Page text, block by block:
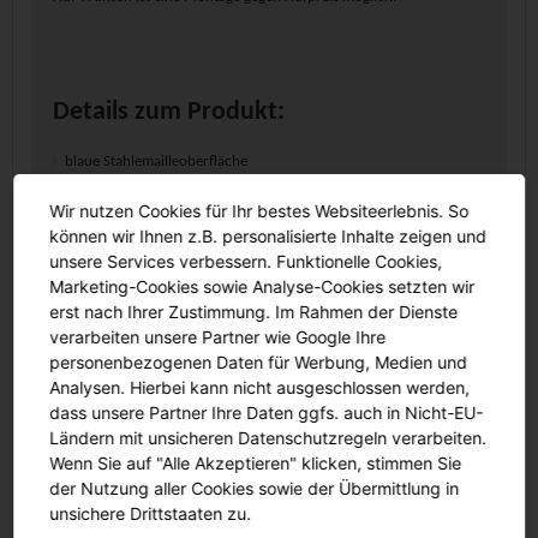
Details zum Produkt:
blaue Stahlemailleoberfläche
stabiler Aluminiumrahmen
inklusive Montagematerial
Montage gegen Aufpreis möglich
Maße:
Arbeitsfläche (B/H): 200x100 cm
Inklusive Montagematerial
blaue Stahlemailleoberfläche
Wir nutzen Cookies für Ihr bestes Websiteerlebnis. So
können wir Ihnen z.B. personalisierte Inhalte zeigen und
unsere Services verbessern. Funktionelle Cookies,
Marketing-Cookies sowie Analyse-Cookies setzten wir
erst nach Ihrer Zustimmung. Im Rahmen der Dienste
verarbeiten unsere Partner wie Google Ihre
personenbezogenen Daten für Werbung, Medien und
Analysen. Hierbei kann nicht ausgeschlossen werden,
dass unsere Partner Ihre Daten ggfs. auch in Nicht-EU-
Ländern mit unsicheren Datenschutzregeln verarbeiten.
Wenn Sie auf "Alle Akzeptieren" klicken, stimmen Sie
der Nutzung aller Cookies sowie der Übermittlung in
unsichere Drittstaaten zu.